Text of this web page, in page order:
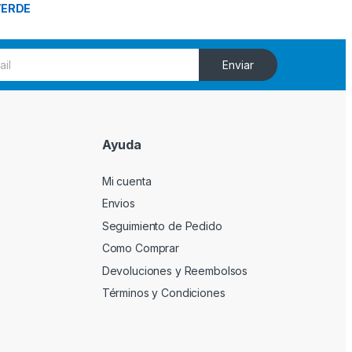
Enviar
Ayuda
Mi cuenta
Envios
Seguimiento de Pedido
Como Comprar
Devoluciones y Reembolsos
Términos y Condiciones